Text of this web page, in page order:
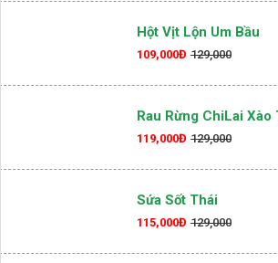
Hột Vịt Lộn Um Bầu
109,000Đ 129,000
Rau Rừng ChiLai Xào
119,000Đ 129,000
Sứa Sốt Thái
115,000Đ 129,000